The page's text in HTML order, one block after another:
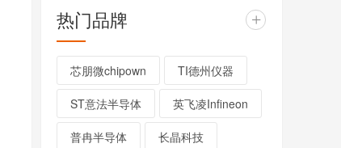
热门品牌 +
芯朋微chipown TI德州仪器
ST意法半导体 英飞凌Infineon
普冉半导体 长晶科技